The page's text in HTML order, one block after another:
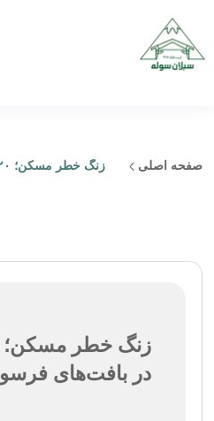
صفحه اصلی زنگ خطر مسکن؛ ۲۰ میلیون نفر در بافت‌های فرسوده
در بافت‌های